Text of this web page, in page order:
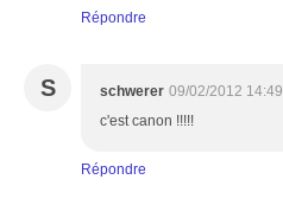
Répondre
S schwerer 09/02/2012 14:49
c'est canon !!!!!
Répondre